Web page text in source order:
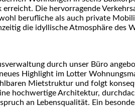
Die hervorragende
berufliche als auch private
die idyllische Atmosphäre des
durch unser Büro
Highlight im Lotter
Mietstruktur und folgt
hochwertige Architektur,
an Lebensqualität. Ein